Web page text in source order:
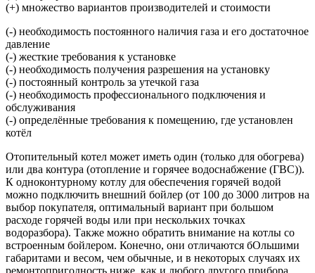
(+) множество вариантов производителей и стоимости
(-) необходимость постоянного наличия газа и его достаточное
давление
(-) жесткие требования к установке
(-) необходимость получения разрешения на установку
(-) постоянный контроль за утечкой газа
(-) необходимость профессионального подключения и
обслуживания
(-) определённые требования к помещению, где установлен
котёл
Отопительный котел может иметь один (только для обогрева)
или два контура (отопление и горячее водоснабжение (ГВС)).
К одноконтурному котлу для обеспечения горячей водой
можно подключить внешний бойлер (от 100 до 3000 литров на
выбор покупателя, оптимальный вариант при большом
расходе горячей воды или при нескольких точках
водоразбора). Также можно обратить внимание на котлы со
встроенным бойлером. Конечно, они отличаются бОльшими
габаритами и весом, чем обычные, и в некоторых случаях их